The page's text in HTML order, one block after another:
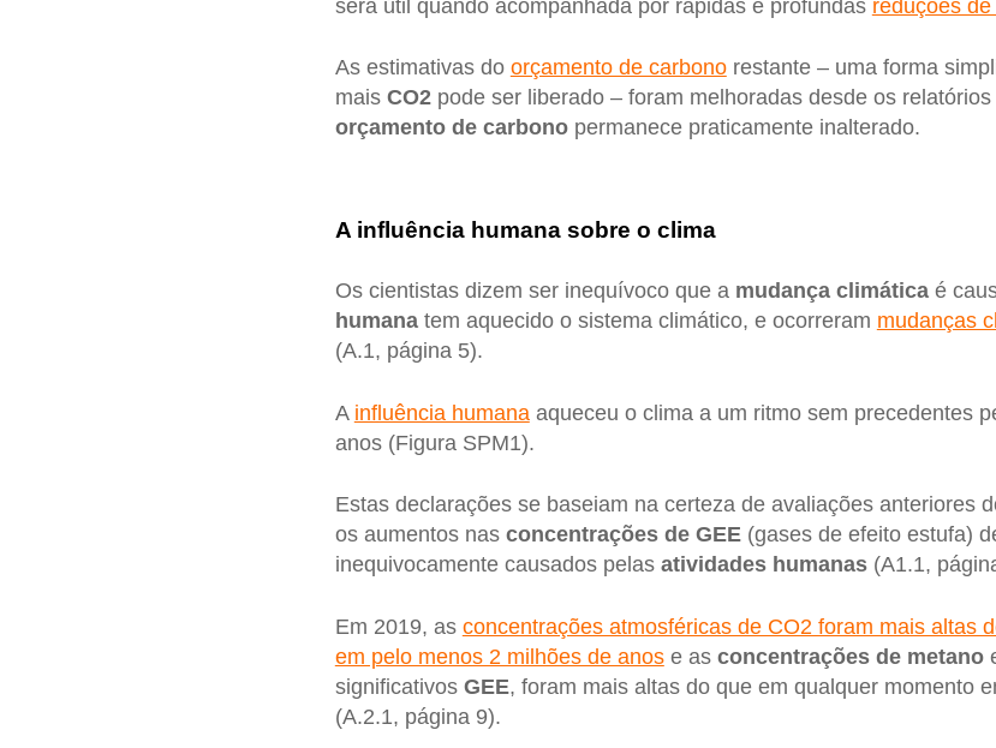
será útil quando acompanhada por rápidas e profundas reduções
As estimativas do orçamento de carbonorestante – uma forma
mais CO2pode ser liberado – foram melhoradas desde os
orçamento de carbonopermanece praticamente inalterado.
A influência humana sobre o clima
Os cientistas dizem ser inequívoco que a mudança climáticaé
humanatem aquecido o sistema climático, e ocorreram mudanças
(A.1, página 5).
A influência humanaaqueceu o clima a um ritmo sem precedentes
anos (Figura SPM1).
Estas declarações se baseiam na certeza de avaliações anteriores
os aumentos nas concentrações de GEE (gases de efeito estufa)
inequivocamente causados pelas atividades humanas(A1.1,
Em 2019, as concentrações atmosféricas de CO2 foram mais altas
em pelo menos 2 milhões de anose as concentrações de metano
significativos GEE, foram mais altas do que em qualquer momento
(A.2.1, página 9).